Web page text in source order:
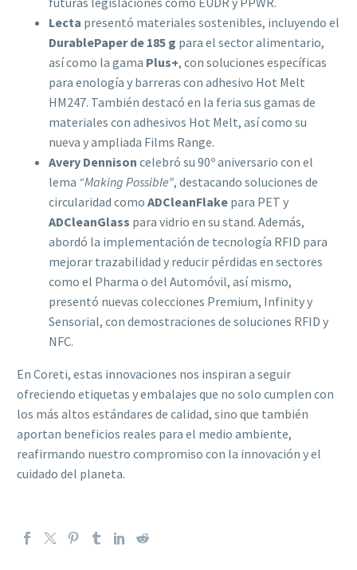
Lecta presentó materiales sostenibles, incluyendo el
DurablePaper de 185 g para el sector alimentario,
así como la gama Plus+, con soluciones específicas
para enología y barreras con adhesivo Hot Melt
HM247. También destacó en la feria sus gamas de
materiales con adhesivos Hot Melt, así como su
nueva y ampliada Films Range.
Avery Dennison celebró su 90º aniversario con el
lema “Making Possible”, destacando soluciones de
circularidad como ADCleanFlake para PET y
ADCleanGlass para vidrio en su stand. Además,
abordó la implementación de tecnología RFID para
mejorar trazabilidad y reducir pérdidas en sectores
como el Pharma o del Automóvil, así mismo,
presentó nuevas colecciones Premium, Infinity y
Sensorial, con demostraciones de soluciones RFID y
NFC.
En Coreti, estas innovaciones nos inspiran a seguir
ofreciendo etiquetas y embalajes que no solo cumplen con
los más altos estándares de calidad, sino que también
aportan beneficios reales para el medio ambiente,
reafirmando nuestro compromiso con la innovación y el
cuidado del planeta.